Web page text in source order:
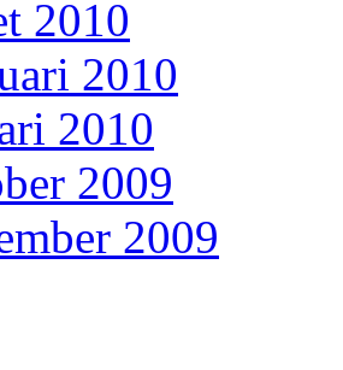
2010
2010
2010
2009
2009